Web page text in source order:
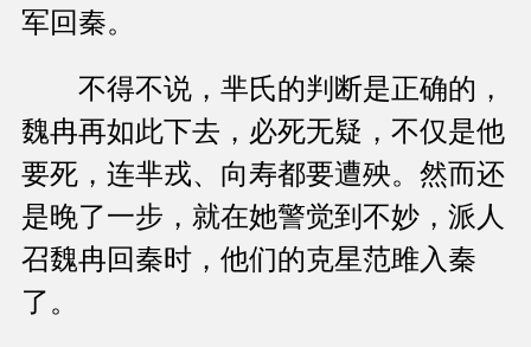
军回秦。
不得不说，芈氏的判断是正确的，
魏冉再如此下去，必死无疑，不仅是他
要死，连芈戎、向寿都要遭殃。然而还
是晚了一步，就在她警觉到不妙，派人
召魏冉回秦时，他们的克星范雎入秦
了。